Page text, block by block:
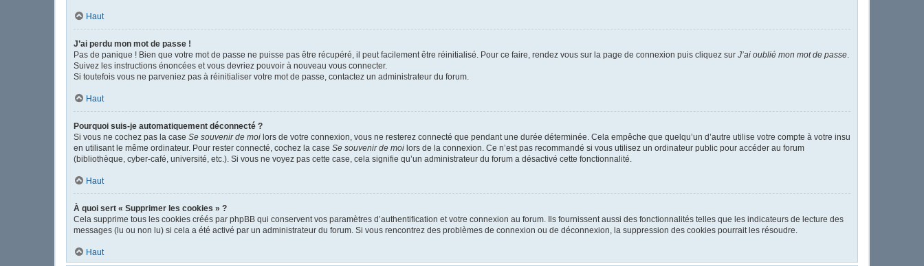
Haut
J’ai perdu mon mot de passe !
Pas de panique ! Bien que votre mot de passe ne puisse pas être récupéré, il peut facilement être réinitialisé. Pour ce faire, rendez vous sur la page de connexion puis cliquez sur J’ai oublié mon mot de passe.
Suivez les instructions énoncées et vous devriez pouvoir à nouveau vous connecter.
Si toutefois vous ne parveniez pas à réinitialiser votre mot de passe, contactez un administrateur du forum.
Haut
Pourquoi suis-je automatiquement déconnecté ?
Si vous ne cochez pas la case Se souvenir de moi lors de votre connexion, vous ne resterez connecté que pendant une durée déterminée. Cela empêche que quelqu’un d’autre utilise votre compte à votre insu
en utilisant le même ordinateur. Pour rester connecté, cochez la case Se souvenir de moi lors de la connexion. Ce n’est pas recommandé si vous utilisez un ordinateur public pour accéder au forum
(bibliothèque, cyber-café, université, etc.). Si vous ne voyez pas cette case, cela signifie qu’un administrateur du forum a désactivé cette fonctionnalité.
Haut
À quoi sert « Supprimer les cookies » ?
Cela supprime tous les cookies créés par phpBB qui conservent vos paramètres d’authentification et votre connexion au forum. Ils fournissent aussi des fonctionnalités telles que les indicateurs de lecture des
messages (lu ou non lu) si cela a été activé par un administrateur du forum. Si vous rencontrez des problèmes de connexion ou de déconnexion, la suppression des cookies pourrait les résoudre.
Haut